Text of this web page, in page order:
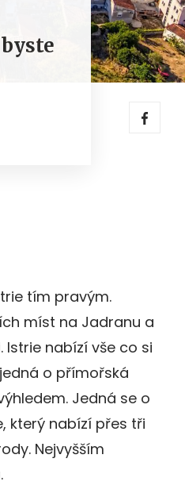
tím pravým.
míst na Jadranu a
nabízí vše co si
o přímořská
Jedná se o
který nabízí přes tři
Nejvyšším